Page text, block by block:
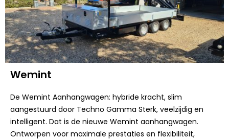
Wemint
De Wemint Aanhangwagen: hybride kracht, slim
aangestuurd door Techno Gamma Sterk, veelzijdig en
intelligent. Dat is de nieuwe Wemint aanhangwagen.
Ontworpen voor maximale prestaties en flexibiliteit,